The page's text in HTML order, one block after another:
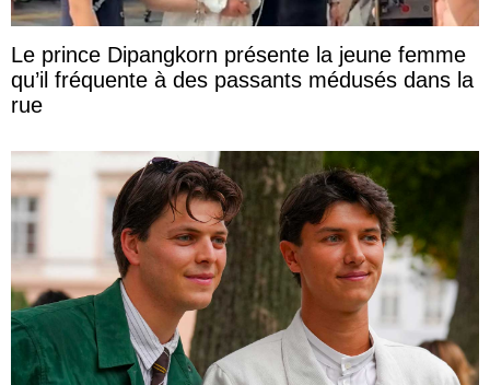
Le prince Dipangkorn présente la jeune femme
qu’il fréquente à des passants médusés dans la
rue